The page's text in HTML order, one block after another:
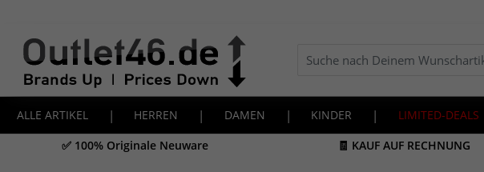
ALLE ARTIKEL | HERREN | DAMEN | KINDER | LIMITED-DEALS
✅ 100% Originale Neuware
🧾 KAUF AUF RECHNUNG